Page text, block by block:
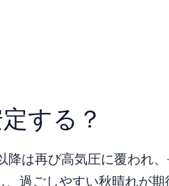
する？
は再び高気圧に覆われ、
過ごしやすい秋晴れが期